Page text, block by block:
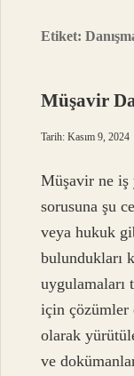
Etiket:
Müşavir
Tarih: Kasım 9, 2024
Müşavir ne iş
sorusuna şu
veya hukuk
bulundukları
uygulamaları
için çözümler
olarak
ve